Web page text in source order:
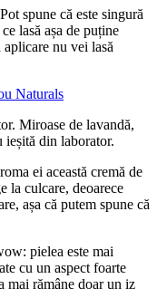
spune că este singură
lasă așa de puține
nu vei lasă
Miroase de lavandă,
ieșită din laborator.
ei această cremă de
la culcare, deoarece
așa că putem spune că
pielea este mai
cu un aspect foarte
mai rămâne doar un iz